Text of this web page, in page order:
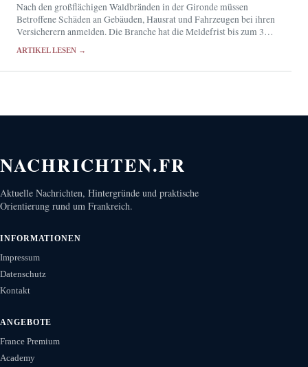
Nach den großflächigen Waldbränden in der Gironde müssen
Betroffene Schäden an Gebäuden, Hausrat und Fahrzeugen bei ihren
Versicherern anmelden. Die Branche hat die Meldefrist bis zum 31.
ARTIKEL LESEN →
NACHRICHTEN.FR
Aktuelle Nachrichten, Hintergründe und praktische
Orientierung rund um Frankreich.
INFORMATIONEN
Impressum
Datenschutz
Kontakt
ANGEBOTE
France Premium
Academy